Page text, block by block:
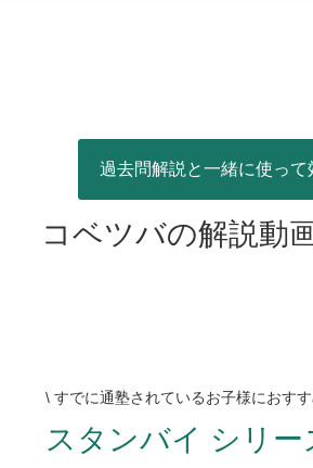
過去問解説と一緒に使って
コベツバの解説動
\ すでに通塾されているお子様におす
スタンバイ シリー